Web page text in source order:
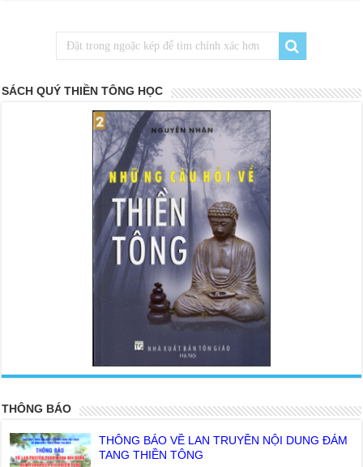
SÁCH QUÝ THIỀN TÔNG HỌC
THÔNG BÁO
THÔNG BÁO VỀ LAN TRUYỀN NỘI DUNG ĐÁM
TANG THIỀN TÔNG